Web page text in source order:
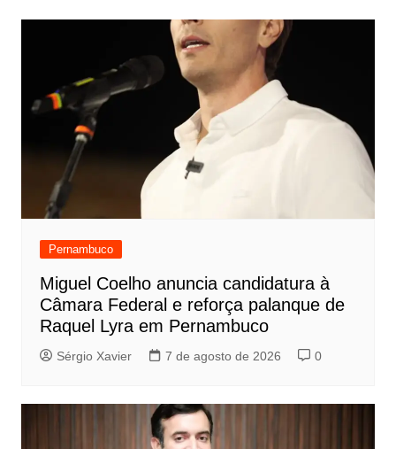
Pernambuco
Miguel Coelho anuncia candidatura à
Câmara Federal e reforça palanque de
Raquel Lyra em Pernambuco
Sérgio Xavier 7 de agosto de 2026 0